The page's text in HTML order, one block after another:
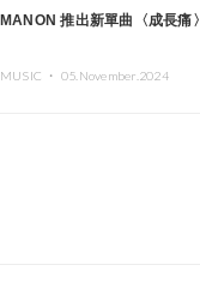
MANON 推出新單曲〈成長痛〉
MUSIC ・ 05.November.2024